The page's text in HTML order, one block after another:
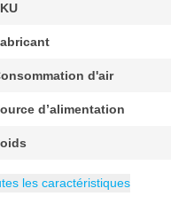
d'air
d’alimentation
1 pièce
8717659204995
maximale
100 mm
minimalMeuleuses sur tige
les caractéristiques